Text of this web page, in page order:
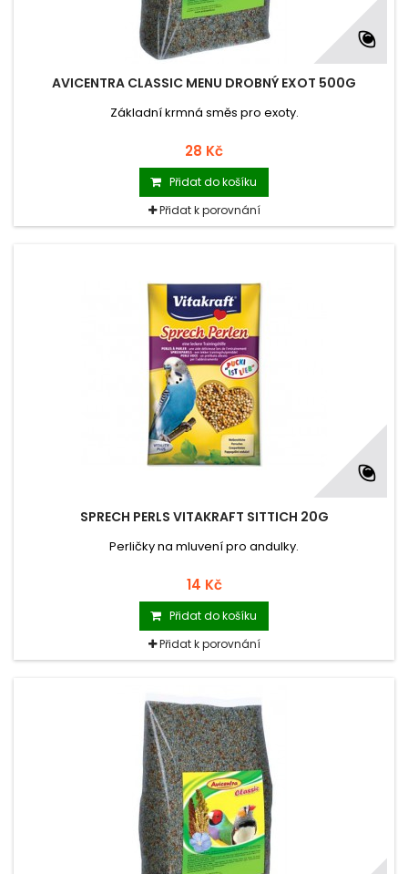
AVICENTRA CLASSIC MENU DROBNÝ EXOT 500G
Základní krmná směs pro exoty.
28 Kč
Přidat do košíku
Přidat k porovnání
SPRECH PERLS VITAKRAFT SITTICH 20G
Perličky na mluvení pro andulky.
14 Kč
Přidat do košíku
Přidat k porovnání